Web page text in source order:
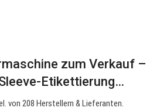
zum Verkauf –
Etikettierung…
von 208 Herstellern & Lieferanten.